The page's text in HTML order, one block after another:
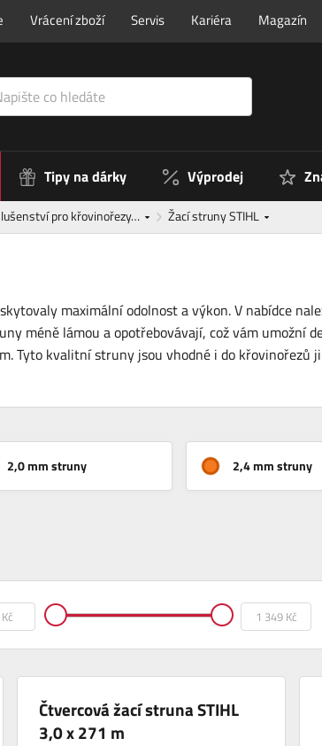
Vrácení zboží Servis Kariéra Magazín
Tipy na dárky Výprodej
pro křovinořezy… Žací struny STIHL
maximální odolnost a výkon. V nabídce
méně lámou a opotřebovávají, což vám umožní
Tyto kvalitní struny jsou vhodné i do křovinořezů
2,0 mm struny 2,4 mm struny
Čtvercová žací struna STIHL
3,0 x 271 m